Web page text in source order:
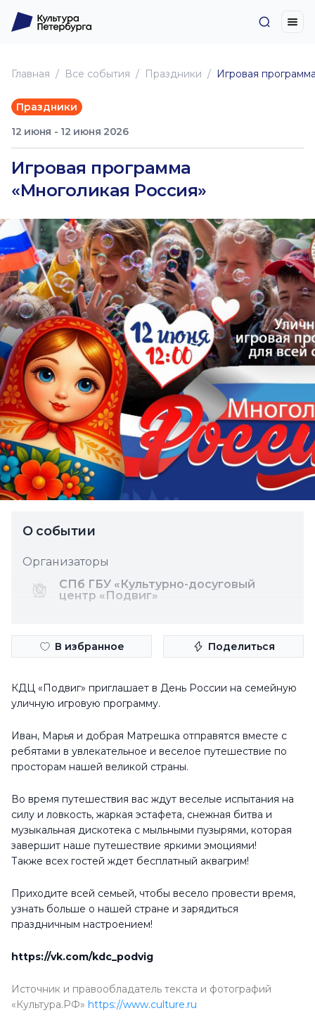
Главная Все события Праздники Игровая
Праздники
12 июня - 12 июня 2026
Игровая программа
«Многоликая Россия»
О событии
Организаторы
СПб ГБУ «Культурно-досуговый
центр «Подвиг»
В избранное Поделиться
КДЦ «Подвиг» приглашает в День России на семейную
уличную игровую программу.
Иван, Марья и добрая Матрешка отправятся вместе с
ребятами в увлекательное и веселое путешествие по
просторам нашей великой страны.
Во время путешествия вас ждут веселые испытания на
силу и ловкость, жаркая эстафета, снежная битва и
музыкальная дискотека с мыльными пузырями, которая
завершит наше путешествие яркими эмоциями!
Также всех гостей ждет бесплатный аквагрим!
Приходите всей семьей, чтобы весело провести время,
узнать больше о нашей стране и зарядиться
праздничным настроением!
https://vk.com/kdc_podvig
Источник и правообладатель текста и фотографий
«Культура.РФ» https://www.culture.ru